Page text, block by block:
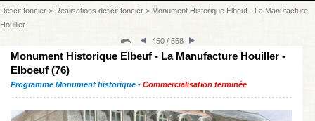
Deficit foncier > Realisations deficit foncier > Monument Historique Elbeuf - La Manufacture
Houiller
450 / 558
Monument Historique Elbeuf - La Manufacture Houiller -
Elboeuf (76)
Programme Monument historique - Commercialisation terminée